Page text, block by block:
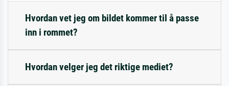
Hvordan vet jeg om bildet kommer til å passe
inn i rommet?
Hvordan velger jeg det riktige mediet?